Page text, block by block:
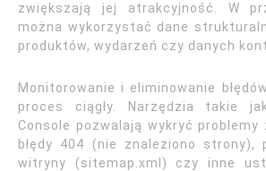
zwiększają jej atrakcyjność. W
można wykorzystać dane
produktów, wydarzeń czy danych
Monitorowanie i eliminowanie
proces ciągły. Narzędzia takie
Console pozwalają wykryć problemy
błędy 404 (nie znaleziono strony),
witryny (sitemap.xml) czy inne